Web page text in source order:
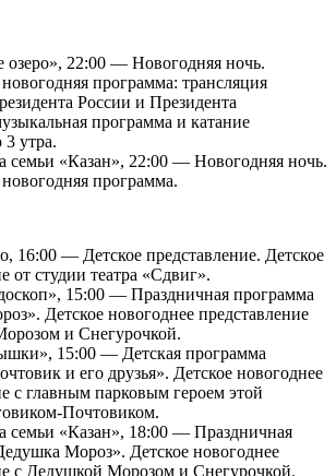
озеро», 22:00 — Новогодняя ночь.
программа: трансляция
России и Президента
программа и катание
3 утра.
семьи «Казан», 22:00 — Новогодняя ночь.
программа.
16:00 — Детское представление. Детское
от студии театра «Сдвиг».
15:00 — Праздничная программа
Детское новогоднее представление
и Снегурочкой.
15:00 — Детская программа
и его друзья». Детское новогоднее
с главным парковым героем этой
Почтовиком.
семьи «Казан», 18:00 — Праздничная
Мороз». Детское новогоднее
с Дедушкой Морозом и Снегурочкой.